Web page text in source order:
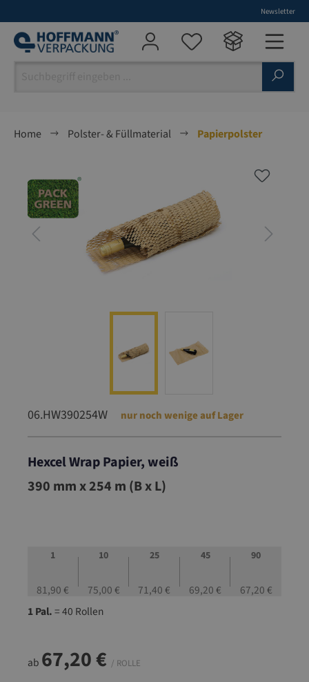
Newsletter
Home Polster- & Füllmaterial
Papierpolster
06.HW390254W nur noch wenige auf Lager
Hexcel Wrap Papier, weiß
06.HW390254W
390 mm x 254 m (B x L)
1
81,90 €
10
75,00 €
25
71,40 €
45
69,20 €
90
67,20 €
1 Pal.= 40 Rollen
ab 67,20 € / ROLLE